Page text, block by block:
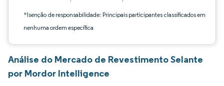
*Isenção de responsabilidade: Principais participantes classificados em
nenhuma ordem específica
Análise do Mercado de Revestimento Selante
por Mordor Intelligence